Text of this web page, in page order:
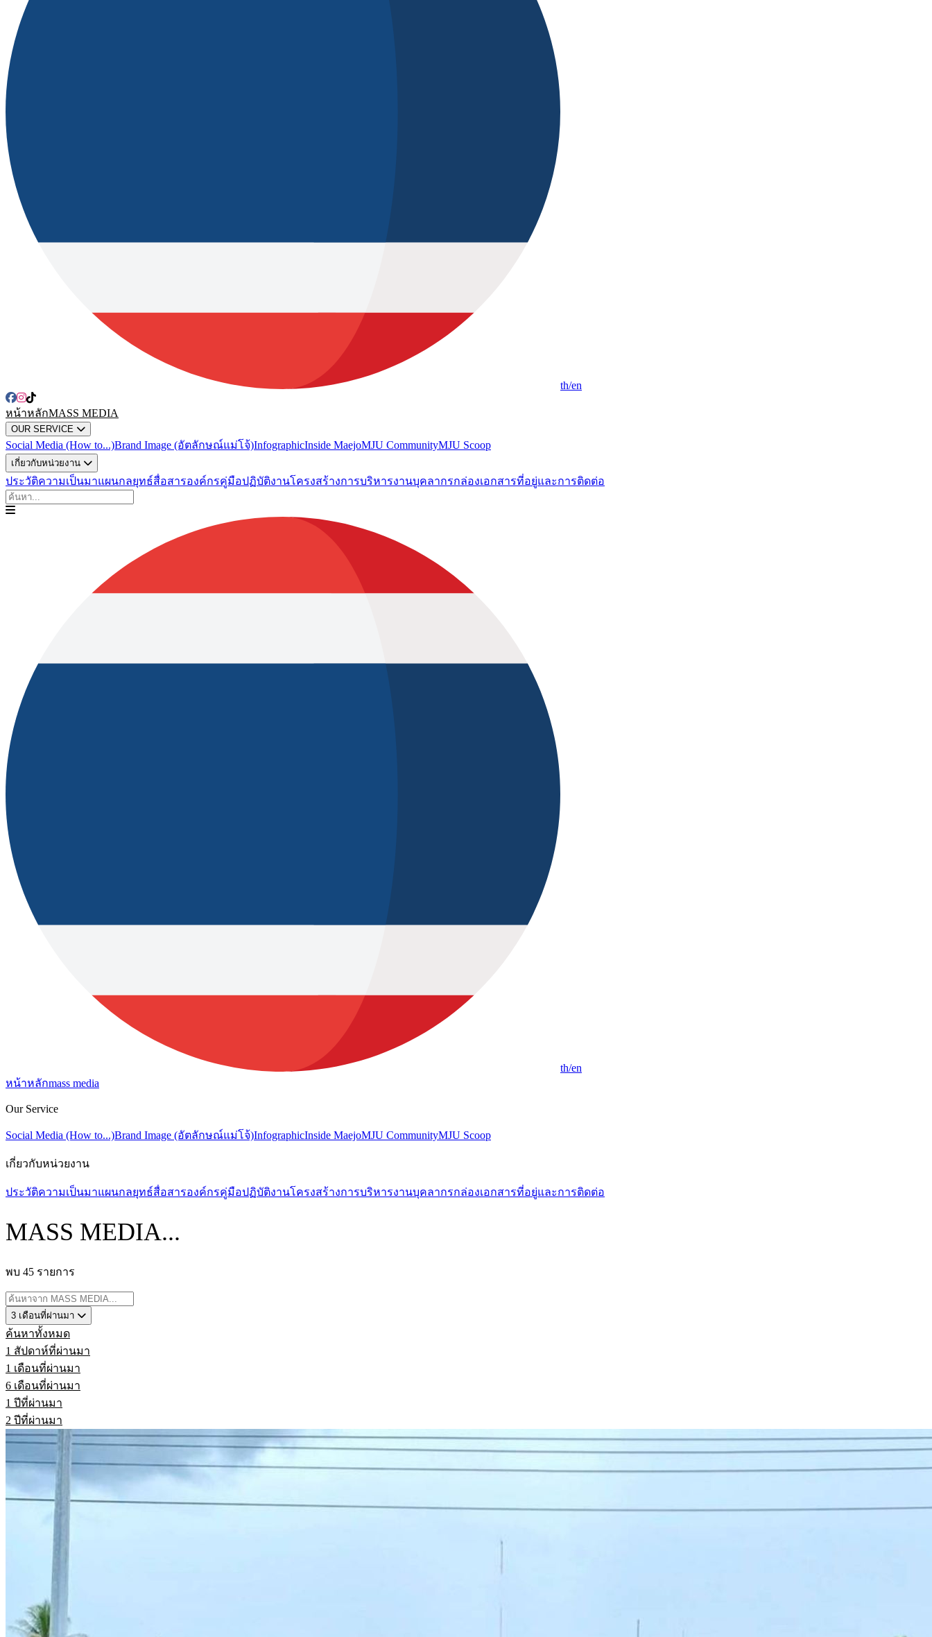
th/en
หน้าหลักMASS MEDIA
OUR SERVICE
Social Media (How to...)Brand Image (อัตลักษณ์แม่โจ้)InfographicInside MaejoMJU CommunityMJU Scoop
เกี่ยวกับหน่วยงาน
ประวัติความเป็นมาแผนกลยุทธ์สื่อสารองค์กรคู่มือปฏิบัติงานโครงสร้างการบริหารงานบุคลากรกล่องเอกสารที่อยู่และการติดต่อ
th/en
หน้าหลักmass media
Our Service
Social Media (How to...)Brand Image (อัตลักษณ์แม่โจ้)InfographicInside MaejoMJU CommunityMJU Scoop
เกี่ยวกับหน่วยงาน
ประวัติความเป็นมาแผนกลยุทธ์สื่อสารองค์กรคู่มือปฏิบัติงานโครงสร้างการบริหารงานบุคลากรกล่องเอกสารที่อยู่และการติดต่อ
MASS MEDIA...
พบ 45 รายการ
3 เดือนที่ผ่านมา
ค้นหาทั้งหมด
1 สัปดาห์ที่ผ่านมา
1 เดือนที่ผ่านมา
6 เดือนที่ผ่านมา
1 ปีที่ผ่านมา
2 ปีที่ผ่านมา